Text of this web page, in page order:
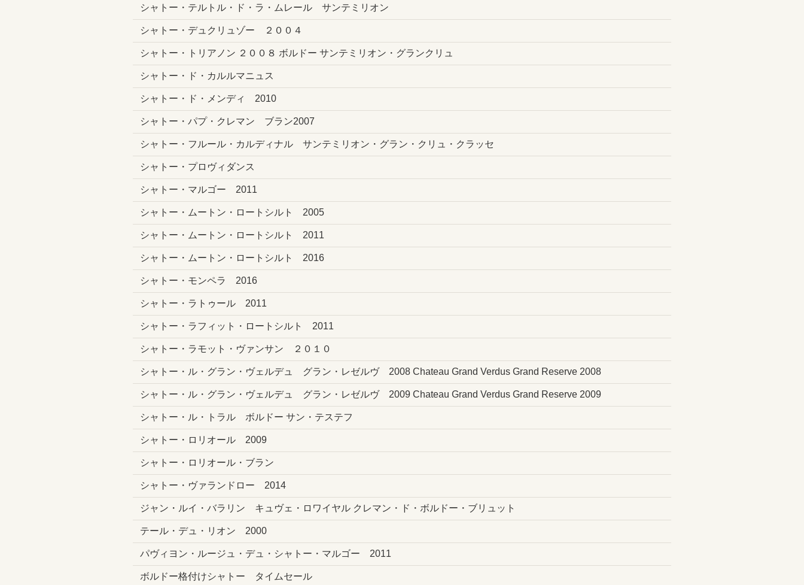
シャトー・テルトル・ド・ラ・ムレール サンテミリオン
シャトー・デュクリュゾー ２００４
シャトー・トリアノン ２００８ ボルドー サンテミリオン・グランクリュ
シャトー・ド・カルルマニュス
シャトー・ド・メンディ 2010
シャトー・パプ・クレマン ブラン2007
シャトー・フルール・カルディナル サンテミリオン・グラン・クリュ・クラッセ
シャトー・プロヴィダンス
シャトー・マルゴー 2011
シャトー・ムートン・ロートシルト 2005
シャトー・ムートン・ロートシルト 2011
シャトー・ムートン・ロートシルト 2016
シャトー・モンペラ 2016
シャトー・ラトゥール 2011
シャトー・ラフィット・ロートシルト 2011
シャトー・ラモット・ヴァンサン ２０１０
シャトー・ル・グラン・ヴェルデュ グラン・レゼルヴ 2008 Chateau Grand Verdus Grand Reserve 2008
シャトー・ル・グラン・ヴェルデュ グラン・レゼルヴ 2009 Chateau Grand Verdus Grand Reserve 2009
シャトー・ル・トラル ボルドー サン・テステフ
シャトー・ロリオール 2009
シャトー・ロリオール・ブラン
シャトー・ヴァランドロー 2014
ジャン・ルイ・バラリン キュヴェ・ロワイヤル クレマン・ド・ボルドー・ブリュット
テール・デュ・リオン 2000
パヴィヨン・ルージュ・デュ・シャトー・マルゴー 2011
ボルドー格付けシャトー タイムセール